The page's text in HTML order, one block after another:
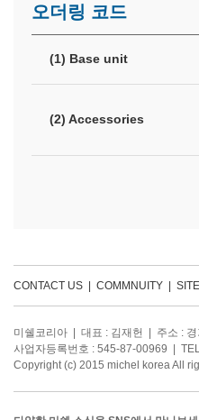
오더링 코드
(1) Base unit
(2) Accessories
CONTACT US | COMMNUITY |
미쉘코리아 | 대표 : 김재헌 | 주소 : 경
사업자등록번호 : 545-87-00969 |
Copyright (c) 2015 michel korea All